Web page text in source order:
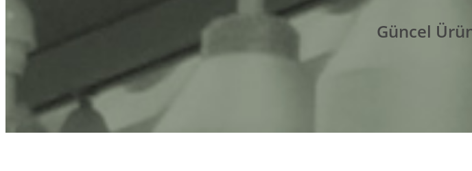
Güncel